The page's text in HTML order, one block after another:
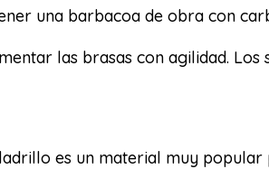
una barbacoa de obra con
las brasas con agilidad. Los
es un material muy